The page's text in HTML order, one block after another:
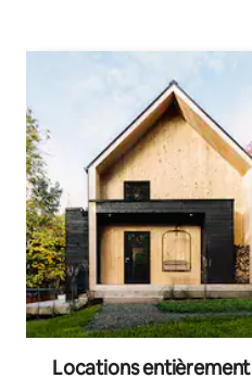
Locations entièrement